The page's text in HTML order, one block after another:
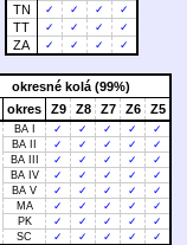
TN ✓ ✓ ✓ ✓
TT ✓ ✓ ✓ ✓
ZA ✓ ✓ ✓ ✓
okresné kolá (99%)
okres Z9 Z8 Z7 Z6 Z5
BA I ✓ ✓ ✓ ✓
✓
BA II
✓ ✓ ✓ ✓
✓
BA III
✓ ✓ ✓ ✓
✓
BA IV
✓ ✓ ✓ ✓
✓
BA V
✓ ✓ ✓ ✓
✓
MA
✓ ✓ ✓ ✓
✓
PK
✓ ✓ ✓ ✓
✓
SC
✓ ✓ ✓ ✓ ✓